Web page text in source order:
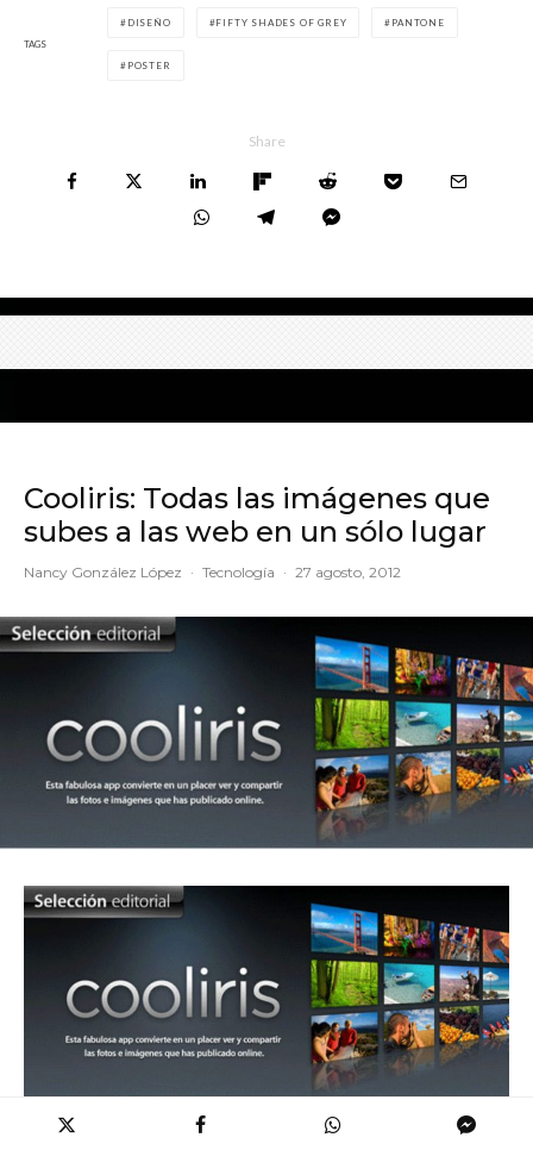
TAGS
DISEÑO FIFTY SHADES OF GREY PANTONE
POSTER
Share
Cooliris: Todas las imágenes que
subes a las web en un sólo lugar
Nancy González López · Tecnología · 27 agosto, 2012
Cuando tu pasatiempo favorito es tomar miles de fotografías